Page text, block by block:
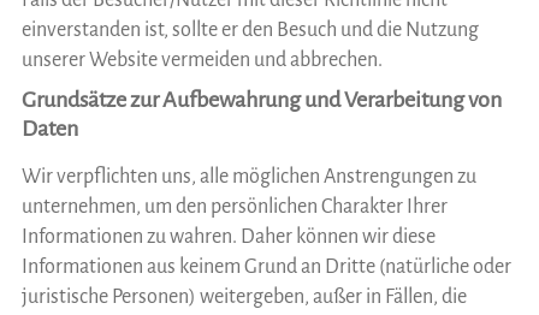
einverstanden ist, sollte er den Besuch und die Nutzung
unserer Website vermeiden und abbrechen.
Grundsätze zur Aufbewahrung und Verarbeitung von
Daten
Wir verpflichten uns, alle möglichen Anstrengungen zu
unternehmen, um den persönlichen Charakter Ihrer
Informationen zu wahren. Daher können wir diese
Informationen aus keinem Grund an Dritte (natürliche oder
juristische Personen) weitergeben, außer in Fällen, die